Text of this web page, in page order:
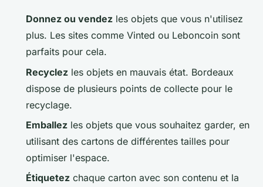
Donnez ou vendez les objets que vous n'utilisez
plus. Les sites comme Vinted ou Leboncoin sont
parfaits pour cela.
Recyclez les objets en mauvais état. Bordeaux
dispose de plusieurs points de collecte pour le
recyclage.
Emballez les objets que vous souhaitez garder, en
utilisant des cartons de différentes tailles pour
optimiser l'espace.
Étiquetez chaque carton avec son contenu et la